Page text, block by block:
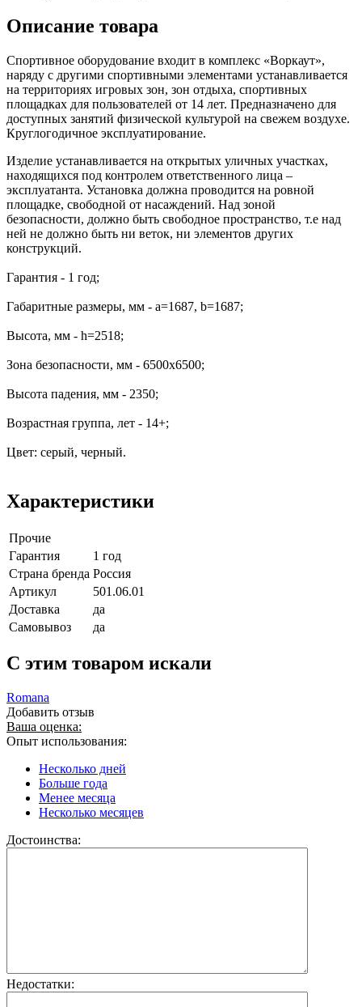
Описание товара
Спортивное оборудование входит в комплекс «Воркаут»,
наряду с другими спортивными элементами устанавливается
на территориях игровых зон, зон отдыха, спортивных
площадках для пользователей от 14 лет. Предназначено для
доступных занятий физической культурой на свежем воздухе.
Круглогодичное эксплуатирование.
Изделие устанавливается на открытых уличных участках,
находящихся под контролем ответственного лица –
эксплуатанта. Установка должна проводится на ровной
площадке, свободной от насаждений. Над зоной
безопасности, должно быть свободное пространство, т.е над
ней не должно быть ни веток, ни элементов других
конструкций.
Гарантия - 1 год;
Габаритные размеры, мм - a=1687, b=1687;
Высота, мм - h=2518;
Зона безопасности, мм - 6500х6500;
Высота падения, мм - 2350;
Возрастная группа, лет - 14+;
Цвет: серый, черный.
Характеристики
Прочие
Гарантия
1 год
Страна бренда Россия
Артикул
501.06.01
Доставка
да
Самовывоз
да
C этим товаром искали
Romana
Добавить отзыв
Ваша оценка:
Опыт использования:
Несколько дней
Больше года
Менее месяца
Несколько месяцев
Достоинства:
Недостатки: